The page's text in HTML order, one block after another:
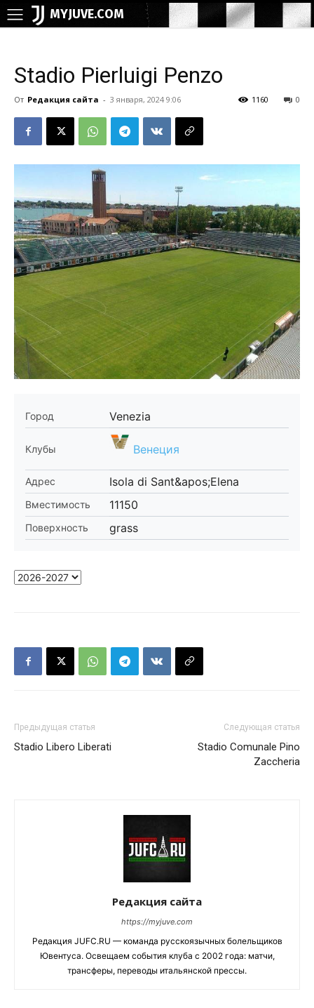
MYJUVE.COM
Stadio Pierluigi Penzo
От Редакция сайта - 3 января, 2024 9:06 0
1160
Город Venezia
Клубы Венеция
Адрес Isola di Sant&apos;Elena
Вместимость 11150
Поверхность grass
Предыдущая статья
Stadio Libero Liberati
Следующая статья
Stadio Comunale Pino
Zaccheria
Редакция сайта
https://myjuve.com
Редакция JUFC.RU — команда русскоязычных болельщиков
Ювентуса. Освещаем события клуба с 2002 года: матчи,
трансферы, переводы итальянской прессы.